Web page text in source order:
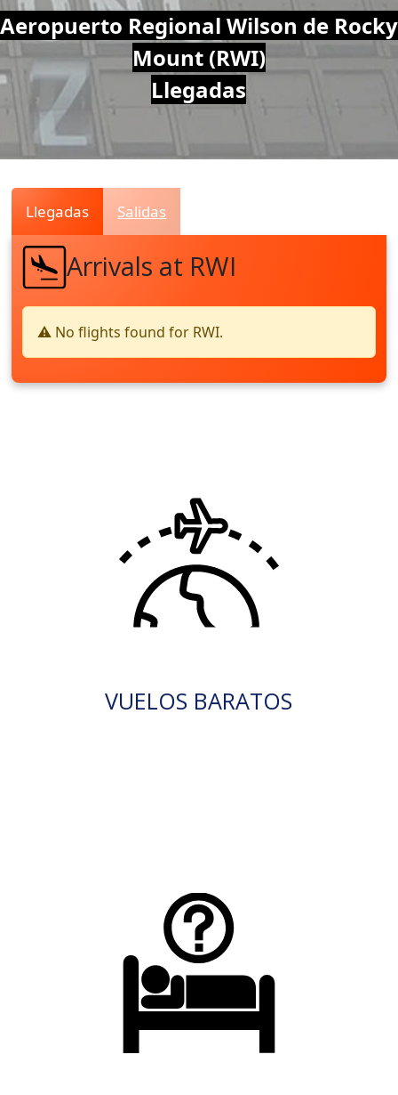
Air
Traffic
Live
Aeropuerto Regional Wilson de Rocky
Mount (RWI)
Llegadas
Llegadas Salidas
Arrivals at RWI
⚠️ No flights found for RWI.
VUELOS BARATOS